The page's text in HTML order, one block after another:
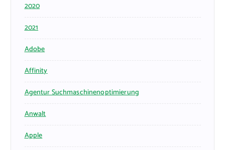
2020
2021
Adobe
Affinity
Agentur Suchmaschinenoptimierung
Anwalt
Apple